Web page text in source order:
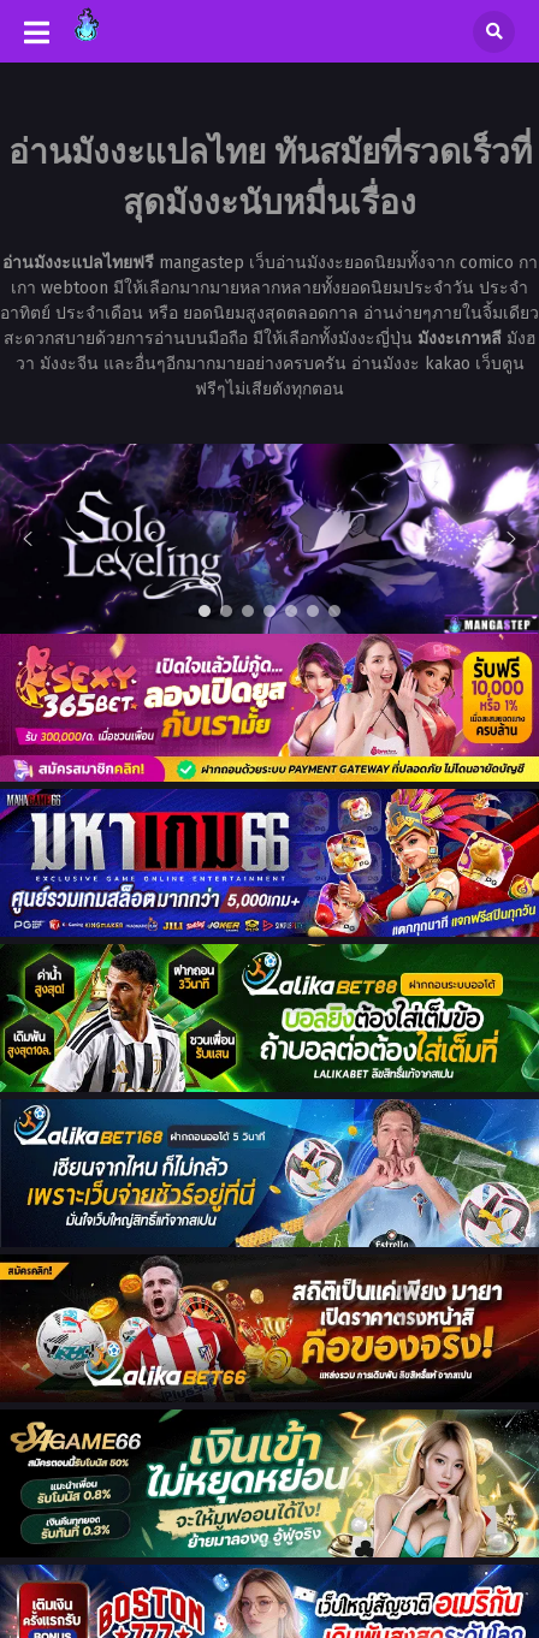
อ่านมังงะแปลไทย ทันสมัยที่รวดเร็วที่
สุดมังงะนับหมื่นเรื่อง
อ่านมังงะแปลไทยฟรีmangastep เว็บอ่านมังงะยอดนิยมทั้งจาก comico กา
เกา webtoon มีให้เลือกมากมายหลากหลายทั้งยอดนิยมประจำวัน ประจำ
อาทิตย์ ประจำเดือน หรือ ยอดนิยมสูงสุดตลอดกาล อ่านง่ายๆภายในจิ้มเดียว
สะดวกสบายด้วยการอ่านบนมือถือ มีให้เลือกทั้งมังงะญี่ปุ่น มังงะเกาหลีมังฮ
วา มังงะจีน และอื่นๆอีกมากมายอย่างครบครัน อ่านมังงะ kakao เว็บตูน
ฟรีๆไม่เสียตังทุกตอน